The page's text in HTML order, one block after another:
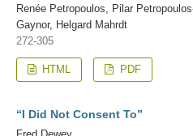
Renée Petropoulos, Pilar
Gaynor, Helgard Mahrdt
272-305
HTML PDF
“I Did Not Consent To”